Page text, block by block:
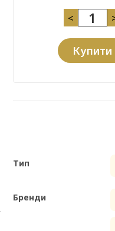
<
Купити
Тип
Бренди